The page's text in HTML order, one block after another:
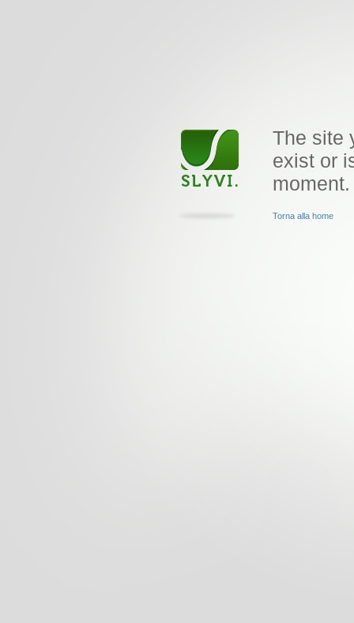
The site
exist or
moment.
Torna alla home